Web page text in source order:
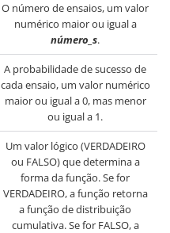
O número de ensaios, um valor
numérico maior ou igual a
número_s.
A probabilidade de sucesso de
cada ensaio, um valor numérico
maior ou igual a 0, mas menor
ou igual a 1.
Um valor lógico (VERDADEIRO
ou FALSO) que determina a
forma da função. Se for
VERDADEIRO, a função retorna
a função de distribuição
cumulativa. Se for FALSO, a